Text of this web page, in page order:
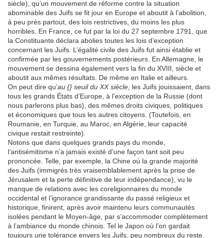
siècle), qu’un mouvement de réforme contre la situation
abominable des Juifs se fit jour en Europe et aboutit à l’abolition,
à peu près partout, des lois restrictives, du moins les plus
horribles. En France, ce fut par la loi du 27 septembre 1791, que
la Constituante déclara abolies toutes les lois d’exception
concernant les Juifs. L’égalité civile des Juifs fut ainsi établie et
confirmée par les gouvernements postérieurs. En Allemagne, le
mouvement se dessina également vers la fin du XVIII, siècle et
aboutit aux mêmes résultats. De même en Italie et ailleurs.
On peut dire qu’au {} seuil du XX siècle , les Juifs jouissaient, dans
tous les grands États d’Europe, à l’exception de la Russie (dont
nous parlerons plus bas), des mêmes droits civiques, politiques
et économiques que tous les autres citoyens. (Toutefois, en
Roumanie, en Turquie, au Maroc, en Algérie, leur capacité
civique restait restreinte).
Notons que dans quelques grands pays du monde,
l’antisémitisme n’a jamais existé d’une façon tant soit peu
prononcée. Telle, par exemple, la Chine où la grande majorité
des Juifs (immigrés très vraisemblablement après la prise de
Jérusalem et la perte définitive de leur indépendance), vu le
manque de relations avec les coreligionnaires du monde
occidental et l’ignorance grandissante du passé religieux et
historique, finirent, après avoir maintenu leurs communautés
isolées pendant le Moyen-âge, par s’accommoder complètement
à l’ambiance du monde chinois. Tel le Japon où l’on gardait
toujours une tolérance envers les Juifs, peu nombreux du reste.